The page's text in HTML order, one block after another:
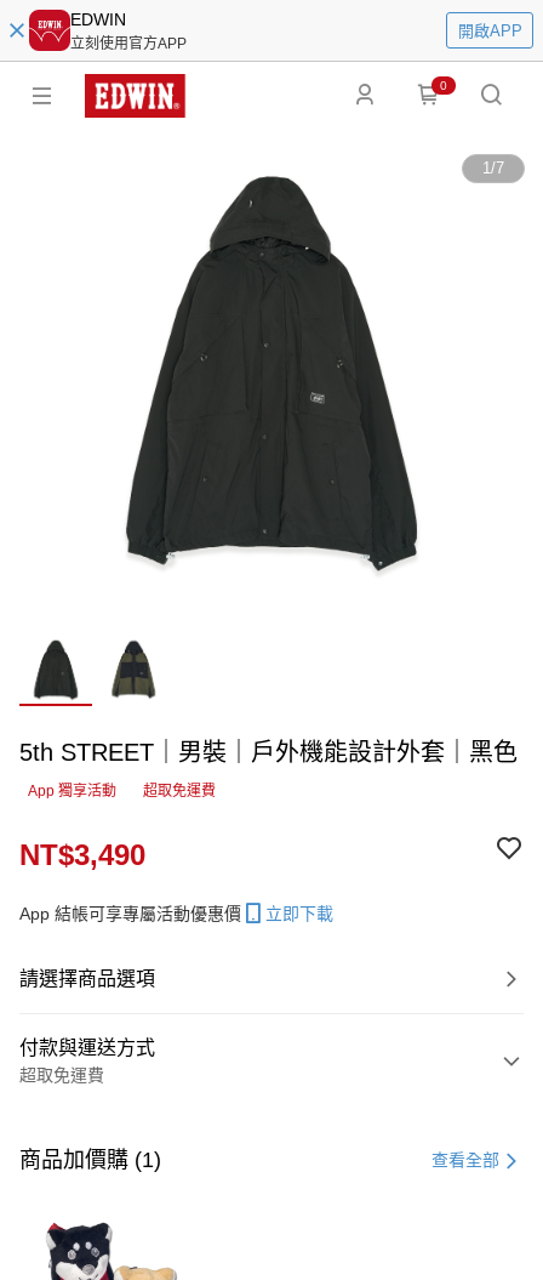
EDWIN
立刻使用官方APP
開啟APP
0
1/7
5th STREET｜男裝｜戶外機能設計外套｜黑色
App 獨享活動 超取免運費
NT$3,490
App 結帳可享專屬活動優惠價 立即下載
請選擇商品選項
付款與運送方式
超取免運費
信用卡一次付款
LINE Pay
商品加價購 (1) 查看全部